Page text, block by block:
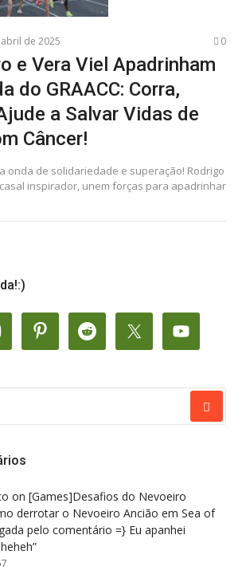
de 2025 0
e Vera Viel Apadrinham
do GRAACC: Corra,
a Salvar Vidas de
Câncer!
onda de solidariedade e superação! Rodrigo
casal inspirador, unem forças para apadrinhar
on [Games]Desafios do Nevoeiro
derrotar o Nevoeiro Ancião em Sea of
pelo comentário =} Eu apanhei
”